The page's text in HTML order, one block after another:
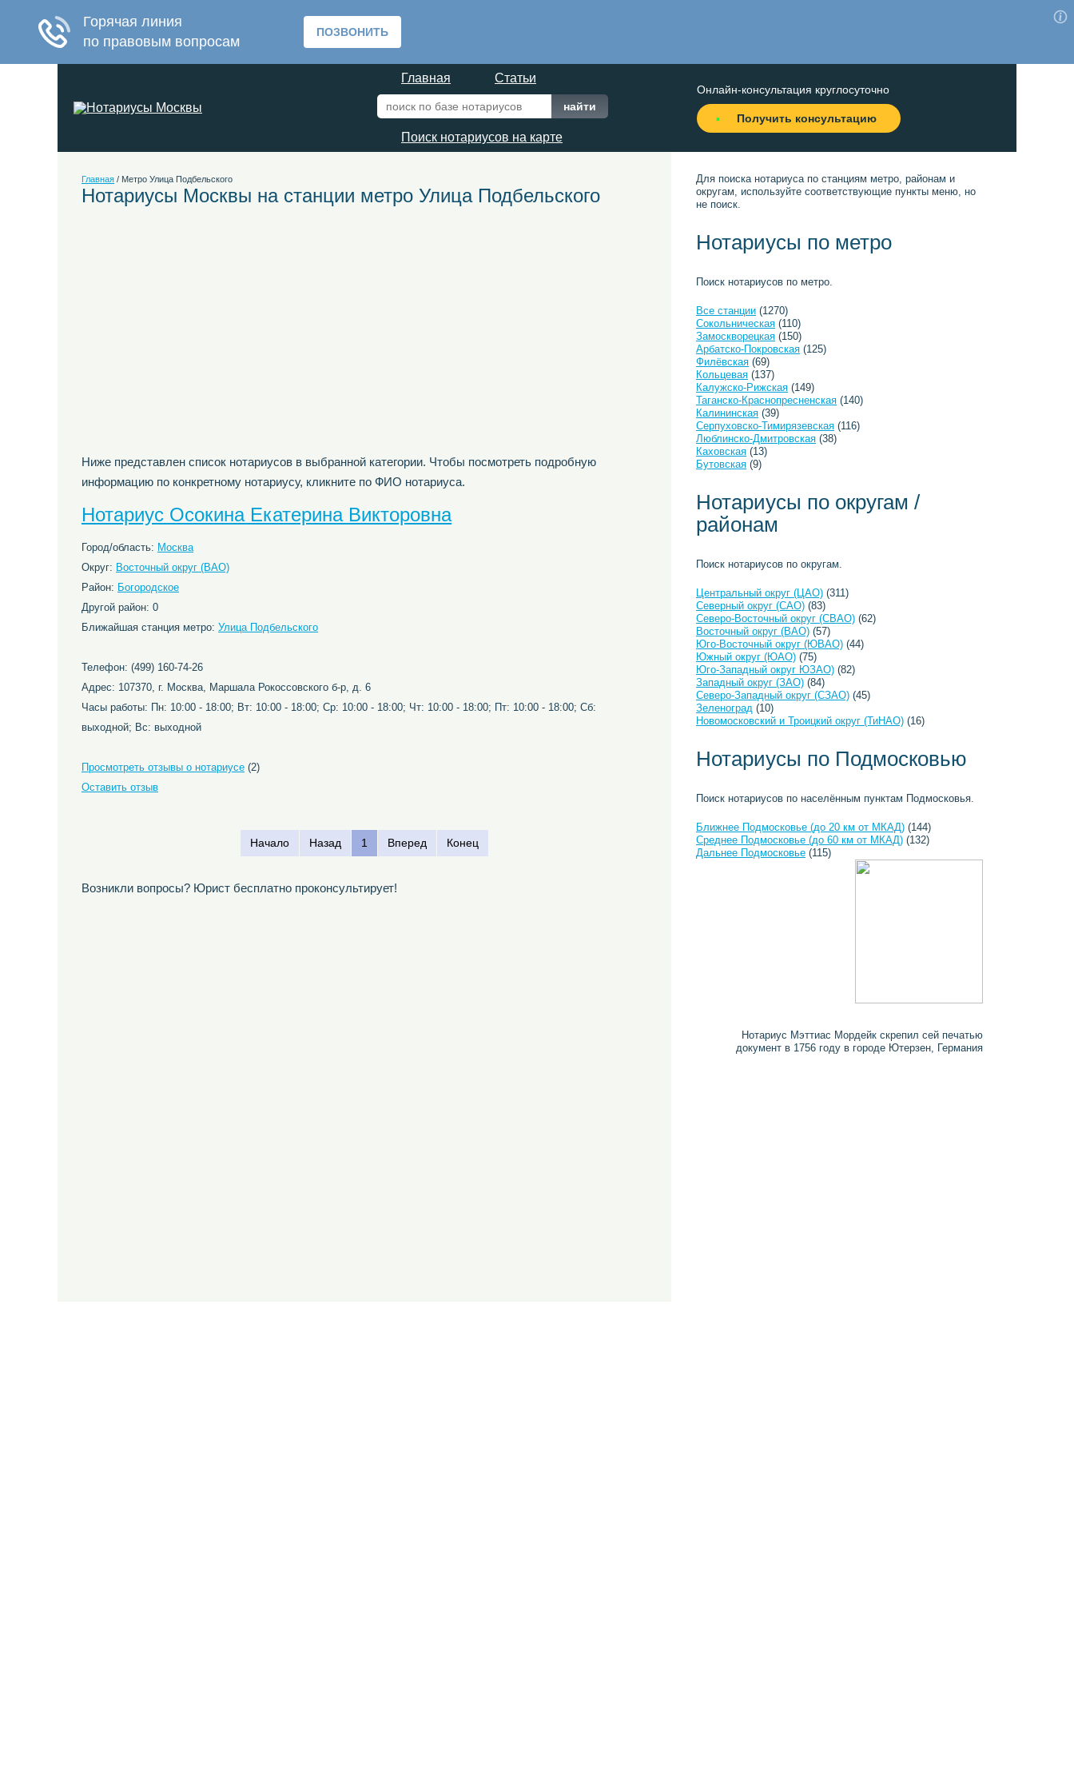
Главная Статьи
Поиск нотариусов на карте
Онлайн-консультация круглосуточно
Получить консультацию
Главная / Метро Улица Подбельского
Нотариусы Москвы на станции метро Улица Подбельского
Ниже представлен список нотариусов в выбранной категории. Чтобы посмотреть подробную
информацию по конкретному нотариусу, кликните по ФИО нотариуса.
Нотариус Осокина Екатерина Викторовна
Город/область: Москва
Округ: Восточный округ (ВАО)
Район: Богородское
Другой район: 0
Ближайшая станция метро: Улица Подбельского
Телефон: (499) 160-74-26
Адрес: 107370, г. Москва, Маршала Рокоссовского б-р, д. 6
Часы работы: Пн: 10:00 - 18:00; Вт: 10:00 - 18:00; Ср: 10:00 - 18:00; Чт: 10:00 - 18:00; Пт: 10:00 - 18:00; Сб:
выходной; Вс: выходной
Просмотреть отзывы о нотариусе (2)
Оставить отзыв
Начало Назад 1 Вперед Конец
Возникли вопросы? Юрист бесплатно проконсультирует!
Для поиска нотариуса по станциям метро, районам и
округам, используйте соответствующие пункты меню, но
не поиск.
Нотариусы по метро
Поиск нотариусов по метро.
Все станции (1270)
Сокольническая (110)
Замоскворецкая (150)
Арбатско-Покровская (125)
Филёвская (69)
Кольцевая (137)
Калужско-Рижская (149)
Таганско-Краснопресненская (140)
Калининская (39)
Серпуховско-Тимирязевская (116)
Люблинско-Дмитровская (38)
Каховская (13)
Бутовская (9)
Нотариусы по округам /
районам
Поиск нотариусов по округам.
Центральный округ (ЦАО) (311)
Северный округ (САО) (83)
Северо-Восточный округ (СВАО) (62)
Восточный округ (ВАО) (57)
Юго-Восточный округ (ЮВАО) (44)
Южный округ (ЮАО) (75)
Юго-Западный округ ЮЗАО) (82)
Западный округ (ЗАО) (84)
Северо-Западный округ (СЗАО) (45)
Зеленоград (10)
Новомосковский и Троицкий округ (ТиНАО) (16)
Нотариусы по Подмосковью
Поиск нотариусов по населённым пунктам Подмосковья.
Ближнее Подмосковье (до 20 км от МКАД) (144)
Среднее Подмосковье (до 60 км от МКАД) (132)
Дальнее Подмосковье (115)
Нотариус Мэттиас Мордейк скрепил сей печатью
документ в 1756 году в городе Ютерзен, Германия